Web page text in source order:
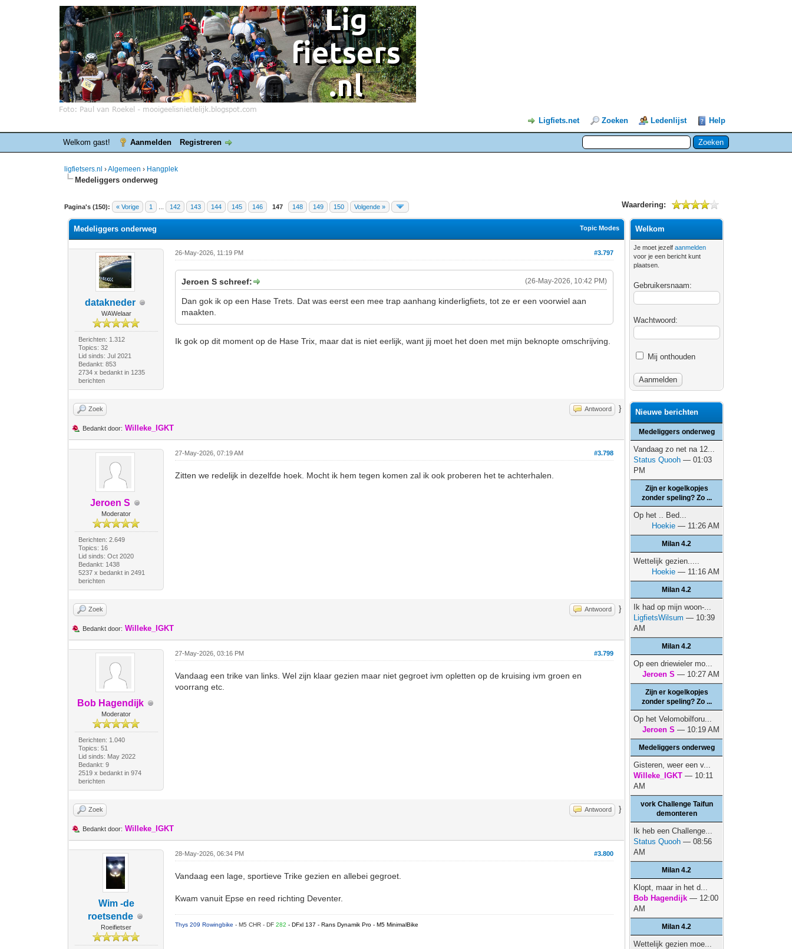
Ligfiets.net Zoeken Ledenlijst Help
Welkom gast! Aanmelden Registreren
ligfietsers.nl ›Algemeen › Hangplek
Medeliggers onderweg
Pagina's (150): « Vorige 1 142 143 144 145 146 147 148 149 150 Volgende » Waardering:
7 stemmen - gemiddelde waardering is 3.86
1
2
3
4
5
Topic Modes
Medeliggers onderweg
datakneder
WAWelaar
Berichten: 1.312
Topics: 32
Lid sinds: Jul 2021
Bedankt: 853
2734 x bedankt in 1235
berichten
#3.797
26-May-2026, 11:19 PM
(26-May-2026, 10:42 PM)
Jeroen S schreef:
Dan gok ik op een Hase Trets. Dat was eerst een mee trap aanhang kinderligfiets, tot ze er een voorwiel aan
maakten.
Ik gok op dit moment op de Hase Trix, maar dat is niet eerlijk, want jij moet het doen met mijn beknopte omschrijving.
Zoek Antwoord }
Bedankt door: Willeke_IGKT
Jeroen S
Moderator
Berichten: 2.649
Topics: 16
Lid sinds: Oct 2020
Bedankt: 1438
5237 x bedankt in 2491
berichten
#3.798
27-May-2026, 07:19 AM
Zitten we redelijk in dezelfde hoek. Mocht ik hem tegen komen zal ik ook proberen het te achterhalen.
Zoek Antwoord }
Bedankt door: Willeke_IGKT
Bob Hagendijk
Moderator
Berichten: 1.040
Topics: 51
Lid sinds: May 2022
Bedankt: 9
2519 x bedankt in 974
berichten
#3.799
27-May-2026, 03:16 PM
Vandaag een trike van links. Wel zijn klaar gezien maar niet gegroet ivm opletten op de kruising ivm groen en
voorrang etc.
Zoek Antwoord }
Bedankt door: Willeke_IGKT
Wim -de
roetsende
Roeifietser
#3.800
28-May-2026, 06:34 PM
Vandaag een lage, sportieve Trike gezien en allebei gegroet.
Kwam vanuit Epse en reed richting Deventer.
Thys 209 Rowingbike- M5 CHR - DF282- DFxl 137 - Rans Dynamik Pro - M5 MinimalBike
Welkom
Je moet jezelfaanmelden
voor je een bericht kunt
plaatsen.
Gebruikersnaam:
Wachtwoord:
Mij onthouden
Nieuwe berichten
Medeliggers onderweg
Vandaag zo net na 12...
Status Quooh — 01:03
PM
Zijn er kogelkopjes
zonder speling? Zo ...
Op het .. Bed...
Hoekie — 11:26 AM
Milan 4.2
Wettelijk gezien.....
Hoekie — 11:16 AM
Milan 4.2
Ik had op mijn woon-...
LigfietsWilsum — 10:39
AM
Milan 4.2
Op een driewieler mo...
Jeroen S — 10:27 AM
Zijn er kogelkopjes
zonder speling? Zo ...
Op het Velomobilforu...
Jeroen S — 10:19 AM
Medeliggers onderweg
Gisteren, weer een v...
Willeke_IGKT — 10:11
AM
vork Challenge Taifun
demonteren
Ik heb een Challenge...
Status Quooh — 08:56
AM
Milan 4.2
Klopt, maar in het d...
Bob Hagendijk — 12:00
AM
Milan 4.2
Wettelijk gezien moe...